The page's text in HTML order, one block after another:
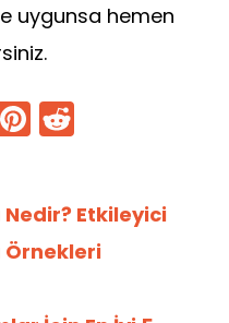
uygunsa hemen
Pi
nt
e
st
di
t
Etkileyici
Örnekleri